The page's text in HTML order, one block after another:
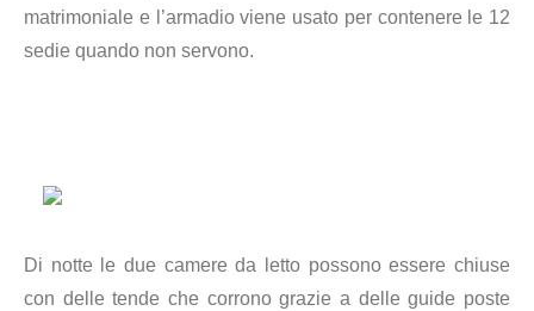
matrimoniale e l’armadio viene usato per contenere le 12
sedie quando non servono.
Di notte le due camere da letto possono essere chiuse
con delle tende che corrono grazie a delle guide poste